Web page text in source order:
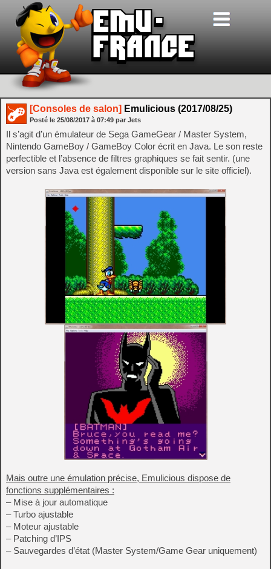
[Consoles de salon] Emulicious (2017/08/25)
Posté le 25/08/2017 à 07:49 par Jets
Il s’agit d’un émulateur de Sega GameGear / Master System,
Nintendo GameBoy / GameBoy Color écrit en Java. Le son reste
perfectible et l’absence de filtres graphiques se fait sentir. (une
version sans Java est également disponible sur le site officiel).
Mais outre une émulation précise, Emulicious dispose de
fonctions supplémentaires :
– Mise à jour automatique
– Turbo ajustable
– Moteur ajustable
– Patching d’IPS
– Sauvegardes d’état (Master System/Game Gear uniquement)